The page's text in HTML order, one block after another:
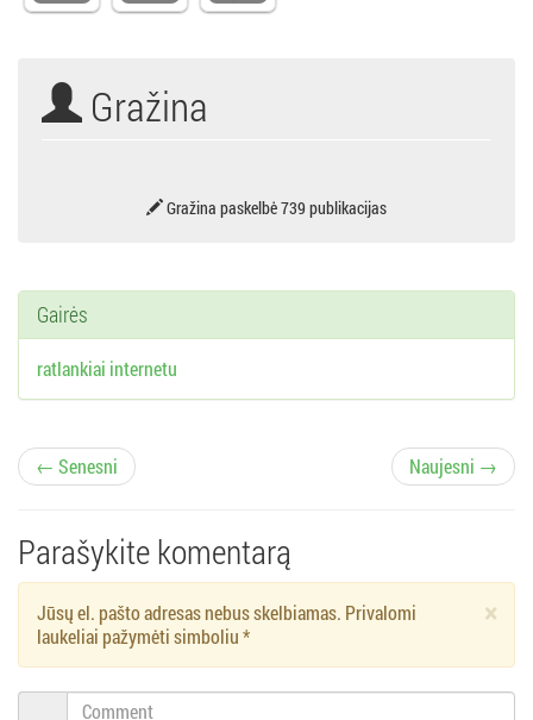
Gražina
Gražina paskelbė 739 publikacijas
Gairės
ratlankiai internetu
Į
r
a
ų
← Senesni Naujesni →
Parašykite komentarą
×
Jūsų el. pašto adresas nebus skelbiamas. Privalomi
laukeliai pažymėti simboliu*
Comment